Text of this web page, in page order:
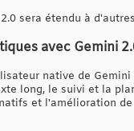
sera étendu à
avec Gemini
native de
long, le suivi et la
et l'amélioration